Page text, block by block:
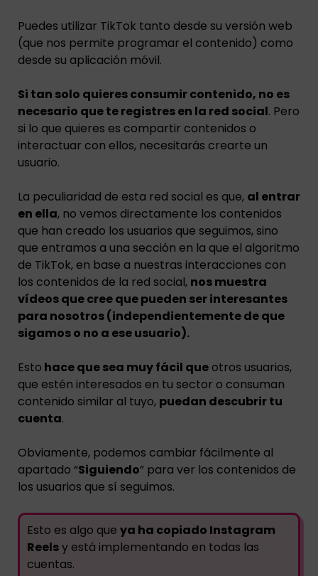
Puedes utilizar TikTok tanto desde su versión web
(que nos permite programar el contenido) como
desde su aplicación móvil.
Si tan solo quieres consumir contenido, no es
necesario que te registres en la red social. Pero
si lo que quieres es compartir contenidos o
interactuar con ellos, necesitarás crearte un
usuario.
La peculiaridad de esta red social es que, al entrar
en ella, no vemos directamente los contenidos
que han creado los usuarios que seguimos, sino
que entramos a una sección en la que el algoritmo
de TikTok, en base a nuestras interacciones con
los contenidos de la red social, nos muestra
vídeos que cree que pueden ser interesantes
para nosotros (independientemente de que
sigamos o no a ese usuario).
Esto hace que sea muy fácil que otros usuarios,
que estén interesados en tu sector o consuman
contenido similar al tuyo, puedan descubrir tu
cuenta.
Obviamente, podemos cambiar fácilmente al
apartado “Siguiendo” para ver los contenidos de
los usuarios que sí seguimos.
Esto es algo que ya ha copiado Instagram
Reelsy está implementando en todas las
cuentas.